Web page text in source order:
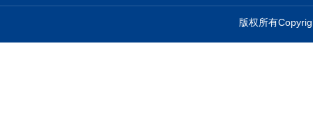
版权所有